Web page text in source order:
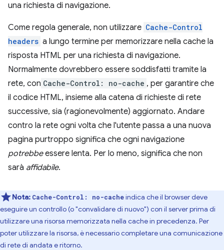
una richiesta di navigazione.
Come regola generale, non utilizzare Cache-Control
headers a lungo termine per memorizzare nella cache la
risposta HTML per una richiesta di navigazione.
Normalmente dovrebbero essere soddisfatti tramite la
rete, con Cache-Control: no-cache , per garantire che
il codice HTML, insieme alla catena di richieste di rete
successive, sia (ragionevolmente) aggiornato. Andare
contro la rete ogni volta che l'utente passa a una nuova
pagina purtroppo significa che ogni navigazione
potrebbeessere lenta. Per lo meno, significa che non
sarà affidabile.
Nota: Cache-Control: no-cacheindica che il browser deve
eseguire un controllo (o "convalidare di nuovo") con il server prima di
utilizzare una risorsa memorizzata nella cache in precedenza. Per
poter utilizzare la risorsa, è necessario completare una comunicazione
di rete di andata e ritorno.